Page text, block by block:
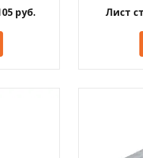
руб. Лист